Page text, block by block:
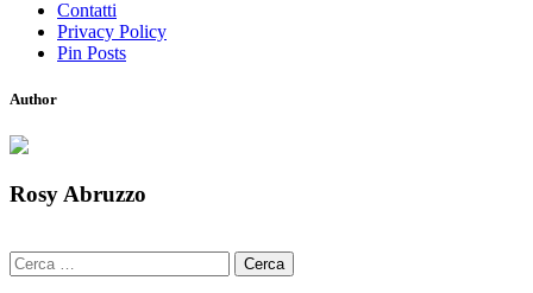
Contatti
Privacy Policy
Pin Posts
Author
Rosy Abruzzo
Ricerca
per: